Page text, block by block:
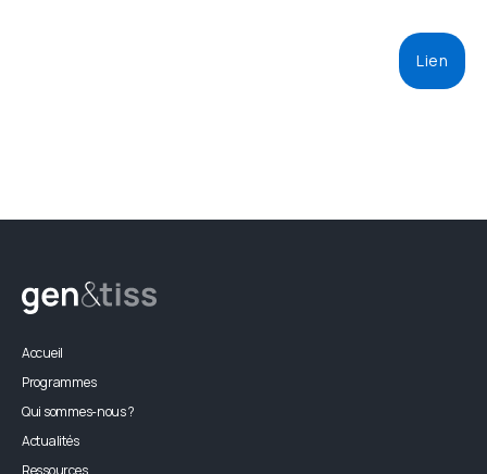
Lien
Accueil
Programmes
Qui sommes-nous ?
Actualités